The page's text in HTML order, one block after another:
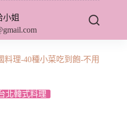
小姐
理-40種小菜吃到飽-不用
北韓式料理